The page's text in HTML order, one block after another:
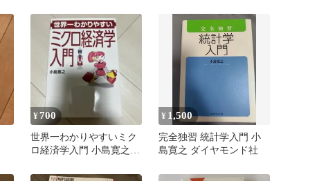
¥700
世界一わかりやすいミク
ロ経済学入門 小島寛之
¥ 1,500
完全独習 統計学入門 小
島寛之 ダイヤモンド社